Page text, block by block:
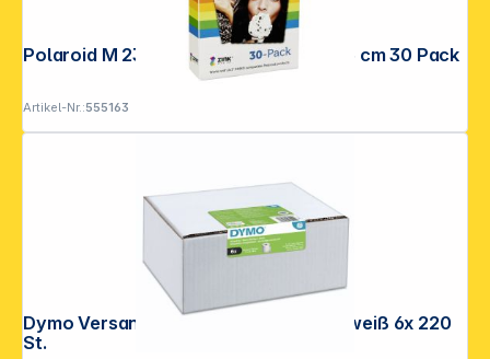
Polaroid M 230 Zink 2x3" Media 5 x 7,5 cm 30 Pack
Artikel-Nr.:555163
Dymo Versand-Etiketten 54 x 101 mm weiß 6x 220
St.